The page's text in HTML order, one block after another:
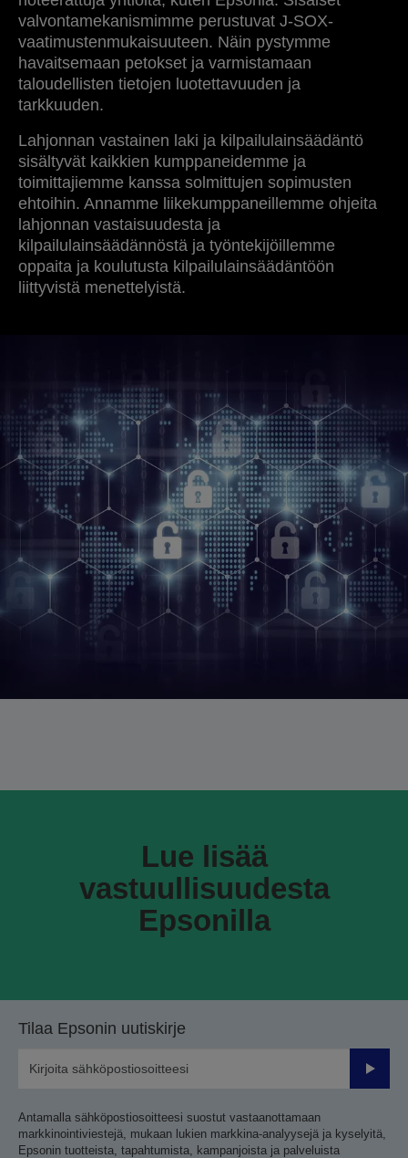
valvontamekanismimme perustuvat J-SOX-
vaatimustenmukaisuuteen. Näin pystymme
havaitsemaan petokset ja varmistamaan
taloudellisten tietojen luotettavuuden ja
tarkkuuden.
Lahjonnan vastainen laki ja kilpailulainsäädäntö
sisältyvät kaikkien kumppaneidemme ja
toimittajiemme kanssa solmittujen sopimusten
ehtoihin. Annamme liikekumppaneillemme ohjeita
lahjonnan vastaisuudesta ja
kilpailulainsäädännöstä ja työntekijöillemme
oppaita ja koulutusta kilpailulainsäädäntöön
liittyvistä menettelyistä.
Lue lisää
vastuullisuudesta
Epsonilla
Tilaa Epsonin uutiskirje
Lähetä
Antamalla sähköpostiosoitteesi suostut vastaanottamaan
markkinointiviestejä, mukaan lukien markkina-analyysejä ja kyselyitä,
Epsonin tuotteista, tapahtumista, kampanjoista ja palveluista